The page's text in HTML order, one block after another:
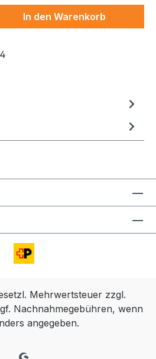
Gib den
In den Warenkorb
Mehrwertsteuer zzgl.
Nachnahmegebühren, wenn
angegeben.